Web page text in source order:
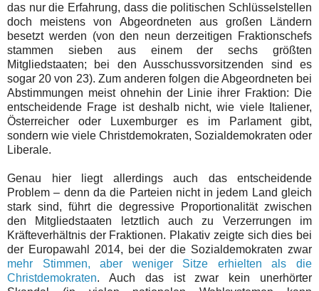
das nur die Erfahrung, dass die politischen Schlüsselstellen
doch meistens von Abgeordneten aus großen Ländern
besetzt werden (von den neun derzeitigen Fraktionschefs
stammen sieben aus einem der sechs größten
Mitgliedstaaten; bei den Ausschussvorsitzenden sind es
sogar 20 von 23). Zum anderen folgen die Abgeordneten bei
Abstimmungen meist ohnehin der Linie ihrer Fraktion: Die
entscheidende Frage ist deshalb nicht, wie viele Italiener,
Österreicher oder Luxemburger es im Parlament gibt,
sondern wie viele Christdemokraten, Sozialdemokraten oder
Liberale.
Genau hier liegt allerdings auch das entscheidende
Problem – denn da die Parteien nicht in jedem Land gleich
stark sind, führt die degressive Proportionalität zwischen
den Mitgliedstaaten letztlich auch zu Verzerrungen im
Kräfteverhältnis der Fraktionen. Plakativ zeigte sich dies bei
der Europawahl 2014, bei der die Sozialdemokraten zwar
mehr Stimmen, aber weniger Sitze erhielten als die
Christdemokraten. Auch das ist zwar kein unerhörter